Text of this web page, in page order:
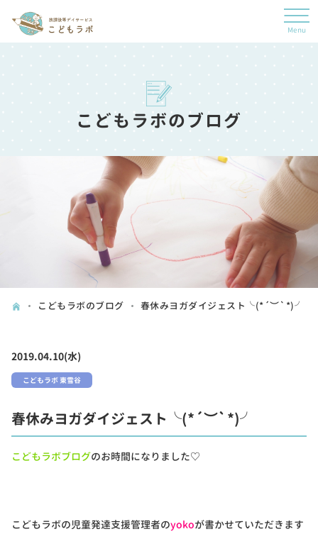
こどもラボのブログ
こどもラボのブログ 春休みヨガダイジェスト╰(*´︶`*)╯
2019.04.10(水)
こどもラボ 東雪谷
春休みヨガダイジェスト╰(*´︶`*)╯
こどもラボブログのお時間になりました♡
こどもラボの児童発達支援管理者のyokoが書かせていただきます